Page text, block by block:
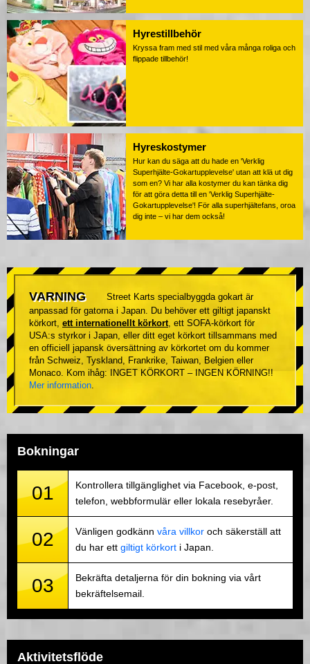
Hyrestillbehör
Kryssa fram med stil med våra många roliga och
flippade tillbehör!
Hyreskostymer
Hur kan du säga att du hade en 'Verklig
Superhjälte-Gokartupplevelse' utan att klä ut dig
som en? Vi har alla kostymer du kan tänka dig
för att göra detta till en 'Verklig Superhjälte-
Gokartupplevelse'! För alla superhjältefans, oroa
dig inte – vi har dem också!
VARNING
Street Karts specialbyggda gokart är
anpassad för gatorna i Japan. Du behöver ett giltigt japanskt
körkort, ett internationellt körkort , ett SOFA-körkort för
USA:s styrkor i Japan, eller ditt eget körkort tillsammans med
en officiell japansk översättning av körkortet om du kommer
från Schweiz, Tyskland, Frankrike, Taiwan, Belgien eller
Monaco. Kom ihåg: INGET KÖRKORT – INGEN KÖRNING!!
Mer information
Bokningar
01
Kontrollera tillgänglighet via Facebook, e-post,
telefon, webbformulär eller lokala resebyråer.
02 Vänligen godkänn våra villkor och säkerställ att
du har ett giltigt körkort i Japan.
03
Bekräfta detaljerna för din bokning via vårt
bekräftelsemail.
Aktivitetsflöde